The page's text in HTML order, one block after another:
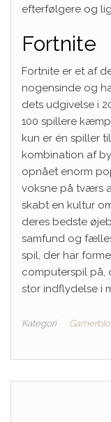
efterfølgere og
Fortnite
Fortnite er et af
nogensinde og
dets udgivelse i
100 spillere
kun er én spiller
kombination af
opnået enorm
voksne på tværs
skabt en kultur
deres bedste
samfund og
spil, der har
computerspil på,
stor indflydelse i
Kategori